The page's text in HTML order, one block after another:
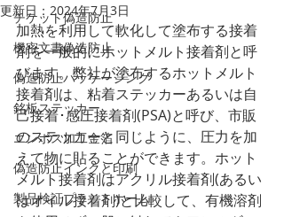
チケット偽造防止
機密文書偽造防止
偽造防止パッケージング
銘板ステッカー
エンボス加工金箔
偽造防止インクと印刷
製品検証プラットホーム
更新日： 2024年7月3日
加熱を利用して軟化して塗布する接着
剤を一般的にホットメルト接着剤と呼
びます。弊社が塗布するホットメルト
接着剤は、粘着ステッカーあるいは自
己接着･感圧接着剤(PSA)と呼び、市販
のステッカーと同じように、圧力を加
えて物に貼ることができます。ホット
メルト接着剤はアクリル接着剤(あるい
はオイル接着剤)と比較して、有機溶剤